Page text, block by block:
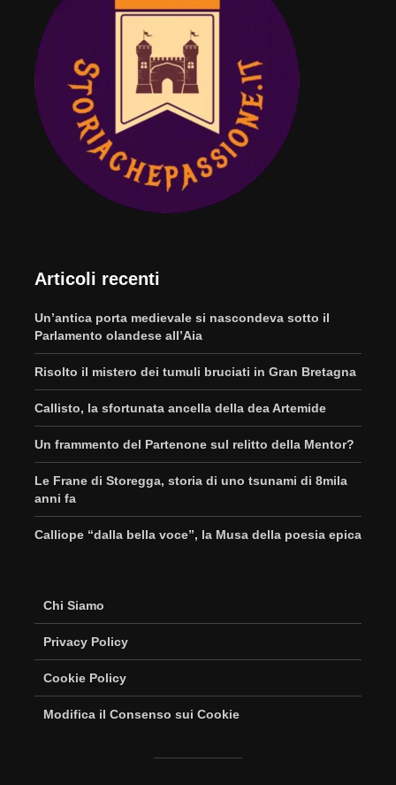
Articoli recenti
Un’antica porta medievale si nascondeva sotto il
Parlamento olandese all’Aia
Risolto il mistero dei tumuli bruciati in Gran Bretagna
Callisto, la sfortunata ancella della dea Artemide
Un frammento del Partenone sul relitto della Mentor?
Le Frane di Storegga, storia di uno tsunami di 8mila
anni fa
Calliope “dalla bella voce”, la Musa della poesia epica
Chi Siamo
Privacy Policy
Cookie Policy
Modifica il Consenso sui Cookie